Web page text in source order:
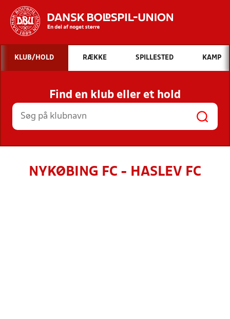
Hvad vil du søge efter?
INDHOLD OG NYHEDER
STILLINGER, RESULTATER, KLUBBER OG
HOLD
KLUB/HOLD RÆKKE SPILLESTED KAMP
Find en klub eller et hold
NYKØBING FC - HASLEV FC